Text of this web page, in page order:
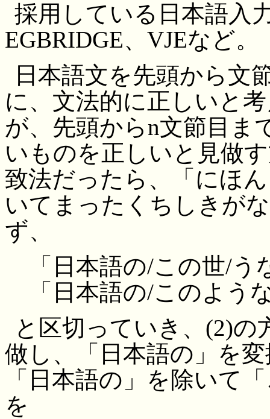
採用している日本語入
EGBRIDGE、VJEなど。
日本語文を先頭から文
に、文法的に正しいと
が、先頭からn文節目ま
いものを正しいと見做
致法だったら、「にほ
いてまったくちしきが
ず、
「日本語の/この世/
「日本語の/このよ
と区切っていき、(2)
做し、「日本語の」を
「日本語の」を除いて
を